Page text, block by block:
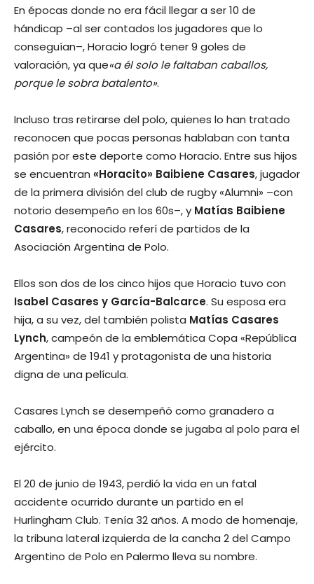
En épocas donde no era fácil llegar a ser 10 de
hándicap –al ser contados los jugadores que lo
conseguían–, Horacio logró tener 9 goles de
valoración, ya que«a él solo le faltaban caballos,
porque le sobra batalento».
Incluso tras retirarse del polo, quienes lo han tratado
reconocen que pocas personas hablaban con tanta
pasión por este deporte como Horacio. Entre sus hijos
se encuentran «Horacito» Baibiene Casares, jugador
de la primera división del club de rugby «Alumni» –con
notorio desempeño en los 60s–, y Matías Baibiene
Casares, reconocido referí de partidos de la
Asociación Argentina de Polo.
Ellos son dos de los cinco hijos que Horacio tuvo con
Isabel Casares y García-Balcarce. Su esposa era
hija, a su vez, del también polista Matías Casares
Lynch, campeón de la emblemática Copa «República
Argentina» de 1941 y protagonista de una historia
digna de una película.
Casares Lynch se desempeñó como granadero a
caballo, en una época donde se jugaba al polo para el
ejército.
El 20 de junio de 1943, perdió la vida en un fatal
accidente ocurrido durante un partido en el
Hurlingham Club. Tenía 32 años. A modo de homenaje,
la tribuna lateral izquierda de la cancha 2 del Campo
Argentino de Polo en Palermo lleva su nombre.